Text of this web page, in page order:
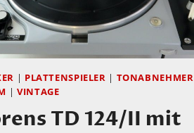
| PLATTENSPIELER | TONABNEHMER
| VINTAGE
TD 124/II mit